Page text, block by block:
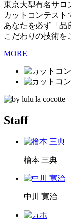
東京大型有名サロ
カットコンテスト
あなたを必ず「品
こだわりの技術を
MORE
Staff
檜本 三典
中川 寛治